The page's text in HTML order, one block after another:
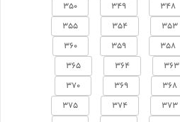
348
349
350
353
354
355
358
359
360
363
364
365
368
369
370
373
374
375